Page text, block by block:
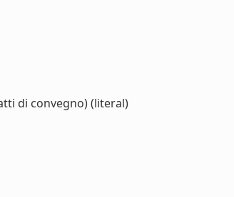
di convegno) (literal)